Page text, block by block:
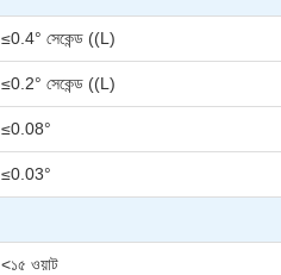
≤0.4° সেকেন্ড ((L)
≤0.2° সেকেন্ড ((L)
≤0.08°
≤0.03°
<১৫ ওয়াট